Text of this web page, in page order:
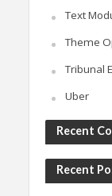
Text
Theme
Tribunal
Uber
Recent
Recent